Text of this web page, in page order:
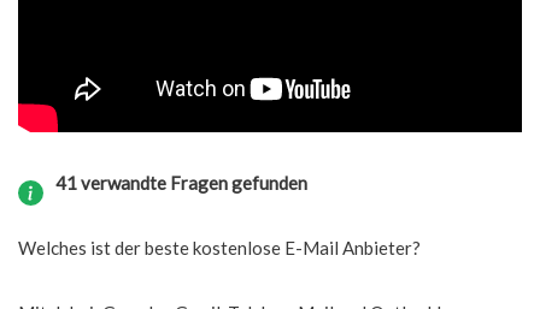
41 verwandte Fragen gefunden
Welches ist der beste kostenlose E-Mail Anbieter?